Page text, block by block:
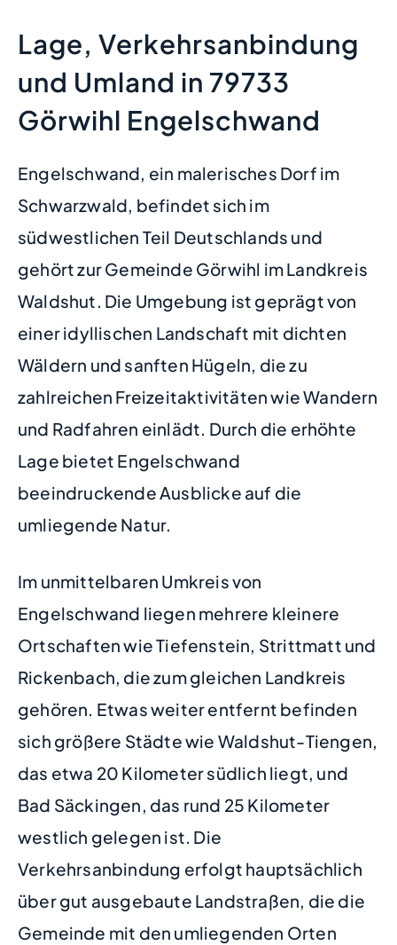
Lage, Verkehrsanbindung
und Umland in 79733
Görwihl Engelschwand
Engelschwand, ein malerisches Dorf im
Schwarzwald, befindet sich im
südwestlichen Teil Deutschlands und
gehört zur Gemeinde Görwihl im Landkreis
Waldshut. Die Umgebung ist geprägt von
einer idyllischen Landschaft mit dichten
Wäldern und sanften Hügeln, die zu
zahlreichen Freizeitaktivitäten wie Wandern
und Radfahren einlädt. Durch die erhöhte
Lage bietet Engelschwand
beeindruckende Ausblicke auf die
umliegende Natur.
Im unmittelbaren Umkreis von
Engelschwand liegen mehrere kleinere
Ortschaften wie Tiefenstein, Strittmatt und
Rickenbach, die zum gleichen Landkreis
gehören. Etwas weiter entfernt befinden
sich größere Städte wie Waldshut-Tiengen,
das etwa 20 Kilometer südlich liegt, und
Bad Säckingen, das rund 25 Kilometer
westlich gelegen ist. Die
Verkehrsanbindung erfolgt hauptsächlich
über gut ausgebaute Landstraßen, die die
Gemeinde mit den umliegenden Orten